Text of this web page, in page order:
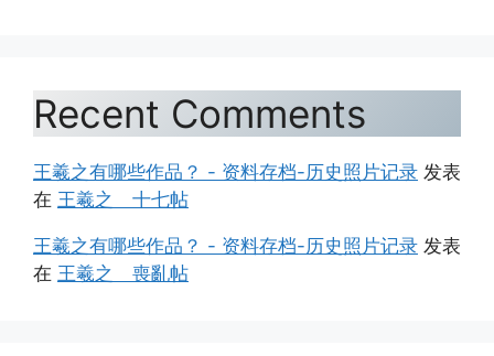
Recent Comments
王羲之有哪些作品？ - 资料存档-历史照片记录 发表
在 王羲之 十七帖
王羲之有哪些作品？ - 资料存档-历史照片记录 发表
在 王羲之 喪亂帖